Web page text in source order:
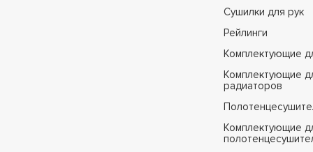
Сушилки для рук
Рейлинги
Комплектующие
Комплектующие
радиаторов
Комплектующие